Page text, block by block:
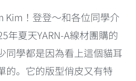
Kim！登登～和各位同學介
年夏天YARN-A線材團購的
同學都是因為看上這個貓耳
的。它的版型俏皮又有特